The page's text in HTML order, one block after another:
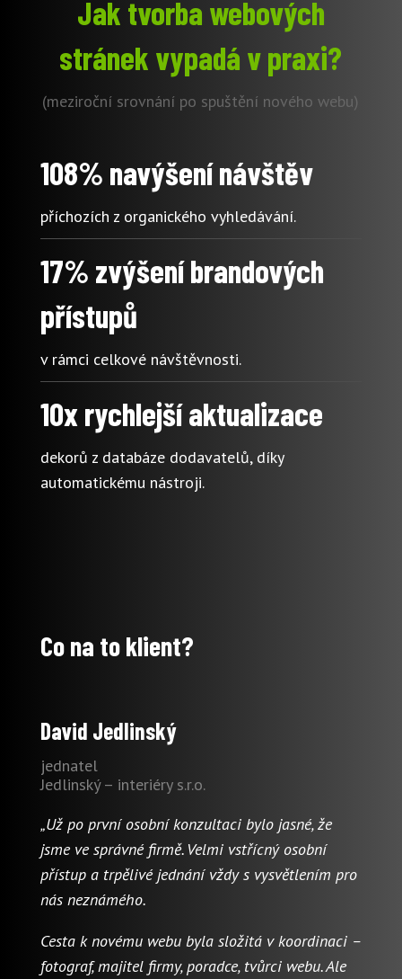
Jak tvorba webových
stránek vypadá v praxi?
(meziroční srovnání po spuštění nového webu)
108% navýšení návštěv
příchozích z organického vyhledávání.
17% zvýšení brandových
přístupů
v rámci celkové návštěvnosti.
10x rychlejší aktualizace
dekorů z databáze dodavatelů, díky
automatickému nástroji.
Co na to klient?
David Jedlinský
jednatel
Jedlinský – interiéry s.r.o.
„Už po první osobní konzultaci bylo jasné, že
jsme ve správné firmě. Velmi vstřícný osobní
přístup a trpělivé jednání vždy s vysvětlením pro
nás neznámého.
Cesta k novému webu byla složitá v koordinaci –
fotograf, majitel firmy, poradce, tvůrci webu. Ale